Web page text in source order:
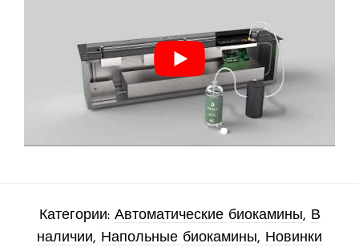
Категории: Автоматические биокамины, В
наличии, Напольные биокамины, Новинки